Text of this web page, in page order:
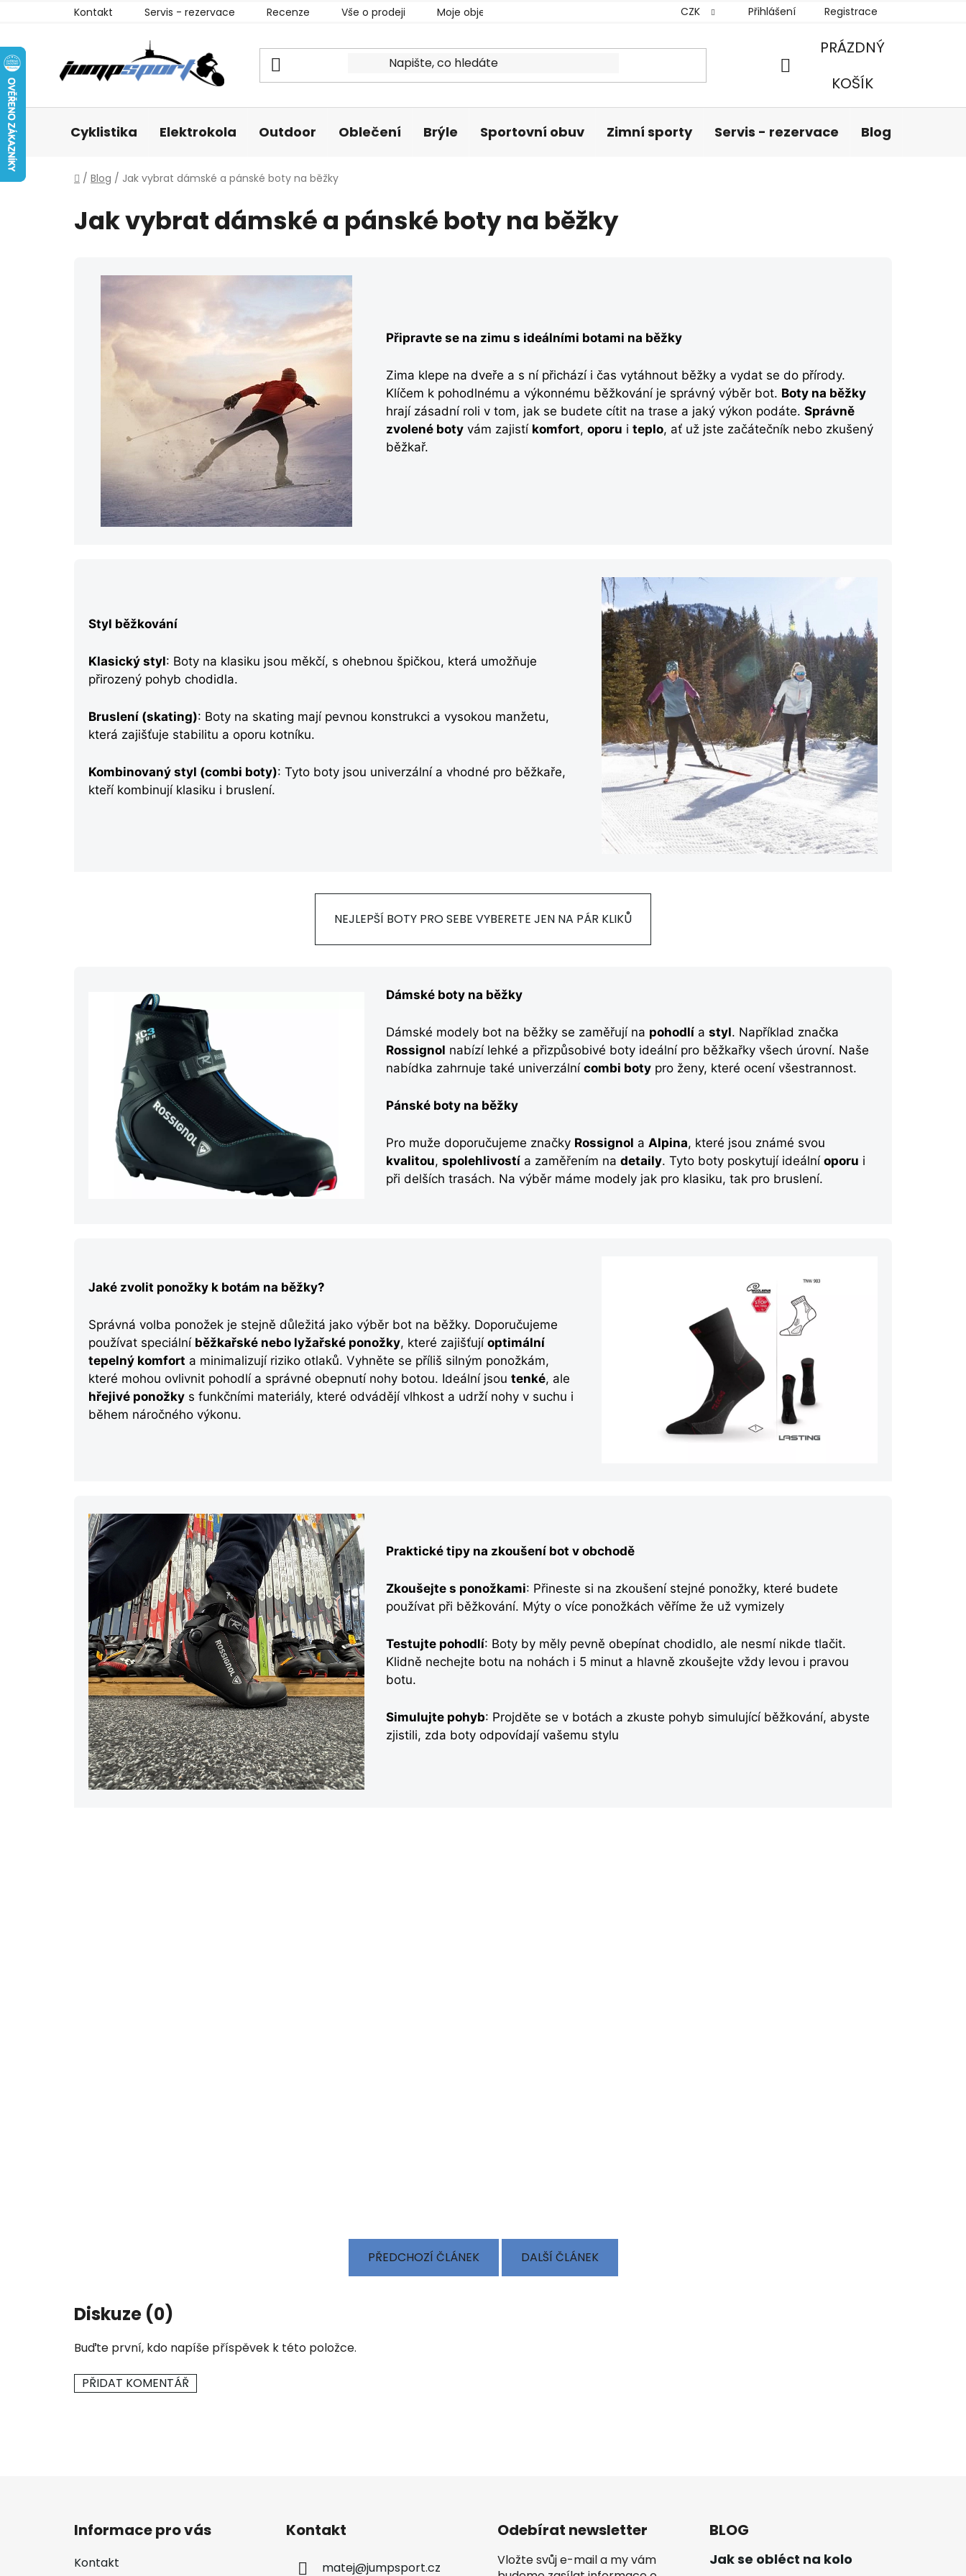
Kontakt Servis - rezervace Recenze Vše o prodeji Moje objednávka CZK Přihlášení Registrace
NÁKUPNÍ
PRÁZDNÝ
KOŠÍK
Cyklistika Elektrokola Outdoor Oblečení Brýle Sportovní obuv Zimní sporty Servis - rezervace Blog
Domů
/ Blog / Jak vybrat dámské a pánské boty na běžky
Jak vybrat dámské a pánské boty na běžky
Připravte se na zimu s ideálními botami na běžky
Zima klepe na dveře a s ní přichází i čas vytáhnout běžky a vydat se do přírody.
Klíčem k pohodlnému a výkonnému běžkování je správný výběr bot. Boty na běžky
hrají zásadní roli v tom, jak se budete cítit na trase a jaký výkon podáte.Správně
zvolené boty vám zajistí komfort,oporu iteplo, ať už jste začátečník nebo zkušený
běžkař.
Styl běžkování
Klasický styl: Boty na klasiku jsou měkčí, s ohebnou špičkou, která umožňuje
přirozený pohyb chodidla.
Bruslení (skating): Boty na skating mají pevnou konstrukci a vysokou manžetu,
která zajišťuje stabilitu a oporu kotníku.
Kombinovaný styl (combi boty): Tyto boty jsou univerzální a vhodné pro běžkaře,
kteří kombinují klasiku i bruslení.
NEJLEPŠÍ BOTY PRO SEBE VYBERETE JEN NA PÁR KLIKŮ
Dámské boty na běžky
Dámské modely bot na běžky se zaměřují na pohodlí astyl. Například značka
Rossignol nabízí lehké a přizpůsobivé boty ideální pro běžkařky všech úrovní. Naše
nabídka zahrnuje také univerzálnícombi boty pro ženy, které ocení všestrannost.
Pánské boty na běžky
Pro muže doporučujeme značky Rossignol aAlpina, které jsou známé svou
kvalitou,spolehlivostí a zaměřením nadetaily. Tyto boty poskytují ideálníoporu i
při delších trasách. Na výběr máme modely jak pro klasiku, tak pro bruslení.
Jaké zvolit ponožky k botám na běžky?
Správná volba ponožek je stejně důležitá jako výběr bot na běžky. Doporučujeme
používat speciální běžkařské nebo lyžařské ponožky, které zajišťují optimální
tepelný komfort a minimalizují riziko otlaků. Vyhněte se příliš silným ponožkám,
které mohou ovlivnit pohodlí a správné obepnutí nohy botou. Ideální jsou tenké, ale
hřejivé ponožky s funkčními materiály, které odvádějí vlhkost a udrží nohy v suchu i
během náročného výkonu.
Praktické tipy na zkoušení bot v obchodě
Zkoušejte s ponožkami: Přineste si na zkoušení stejné ponožky, které budete
používat při běžkování. Mýty o více ponožkách věříme že už vymizely
Testujte pohodlí: Boty by měly pevně obepínat chodidlo, ale nesmí nikde tlačit.
Klidně nechejte botu na nohách i 5 minut a hlavně zkoušejte vždy levou i pravou
botu.
Simulujte pohyb: Projděte se v botách a zkuste pohyb simulující běžkování, abyste
zjistili, zda boty odpovídají vašemu stylu
PŘEDCHOZÍ ČLÁNEK DALŠÍ ČLÁNEK
Diskuze (0)
Buďte první, kdo napíše příspěvek k této položce.
PŘIDAT KOMENTÁŘ
Informace pro vás
Kontakt
Kontakt
matej@jumpsport.cz
Odebírat newsletter
Vložte svůj e-mail a my vám
BLOG
Jak se obléct na kolo